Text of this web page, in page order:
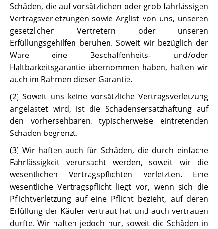
Schäden, die auf vorsätzlichen oder grob fahrlässigen
Vertragsverletzungen sowie Arglist von uns, unseren
gesetzlichen Vertretern oder unseren
Erfüllungsgehilfen beruhen. Soweit wir bezüglich der
Ware eine Beschaffenheits- und/oder
Haltbarkeitsgarantie übernommen haben, haften wir
auch im Rahmen dieser Garantie.
(2) Soweit uns keine vorsätzliche Vertragsverletzung
angelastet wird, ist die Schadensersatzhaftung auf
den vorhersehbaren, typischerweise eintretenden
Schaden begrenzt.
(3) Wir haften auch für Schäden, die durch einfache
Fahrlässigkeit verursacht werden, soweit wir die
wesentlichen Vertragspflichten verletzten. Eine
wesentliche Vertragspflicht liegt vor, wenn sich die
Pflichtverletzung auf eine Pflicht bezieht, auf deren
Erfüllung der Käufer vertraut hat und auch vertrauen
durfte. Wir haften jedoch nur, soweit die Schäden in